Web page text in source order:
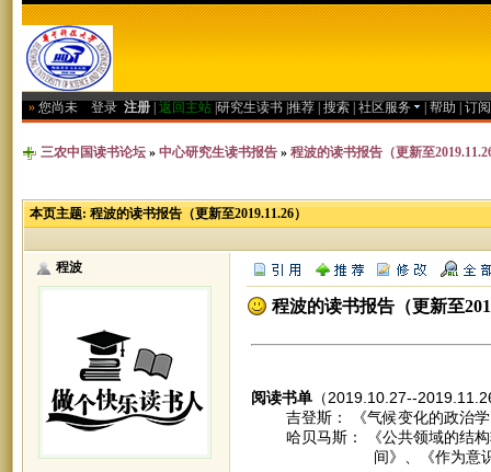
» 您尚未 登录 注册 返回主站 研究生读书 推荐 搜索 社区服务 帮助 订
三农中国读书论坛 » 中心研究生读书报告 » 程波的读书报告（更新至
本页主题: 程波的读书报告（更新至2019.11.26）
程波
程波的读书报告（更新至
阅读书单（2019.10.27--
吉登斯： 《气候变化的政治学
哈贝马斯： 《公共领域的结构
间》、《作为意识形态的技